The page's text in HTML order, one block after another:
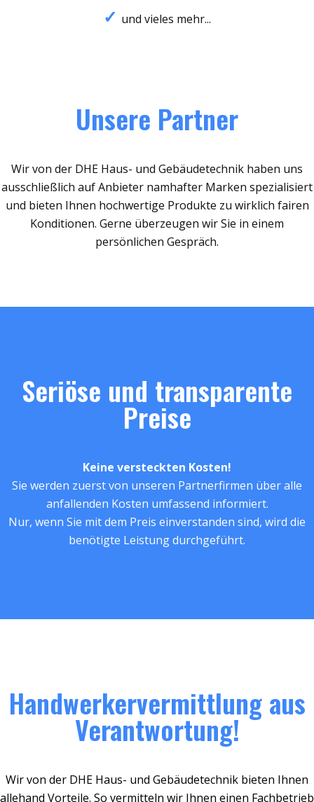
und vieles mehr...
Unsere Partner
Wir von der DHE Haus- und Gebäudetechnik haben uns
ausschließlich auf Anbieter namhafter Marken spezialisiert
und bieten Ihnen hochwertige Produkte zu wirklich fairen
Konditionen. Gerne überzeugen wir Sie in einem
persönlichen Gespräch.
Seriöse und transparente
Preise
Keine versteckten Kosten!
Sie werden zuerst von unseren Partnerfirmen über alle
anfallenden Kosten umfassend informiert.
Nur, wenn Sie mit dem Preis einverstanden sind, wird die
benötigte Leistung durchgeführt.
Handwerkervermittlung aus
Verantwortung!
Wir von der DHE Haus- und Gebäudetechnik bieten Ihnen
allehand Vorteile. So vermitteln wir Ihnen einen Fachbetrieb